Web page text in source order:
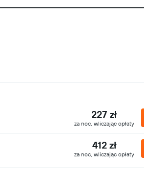
227 zł
za noc, wliczając opłaty
412 zł
za noc, wliczając opłaty